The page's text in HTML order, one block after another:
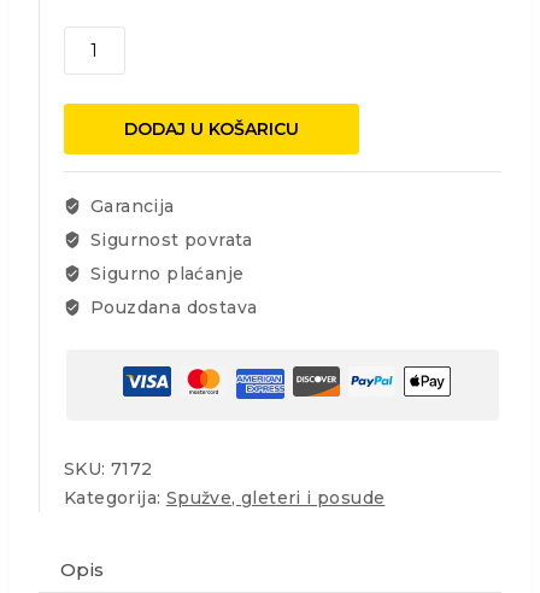
Rubi
28cm
količina
DODAJ U KOŠARICU
Garancija
Sigurnost povrata
Sigurno plaćanje
Pouzdana dostava
SKU: 7172
Kategorija: Spužve, gleteri i posude
Opis